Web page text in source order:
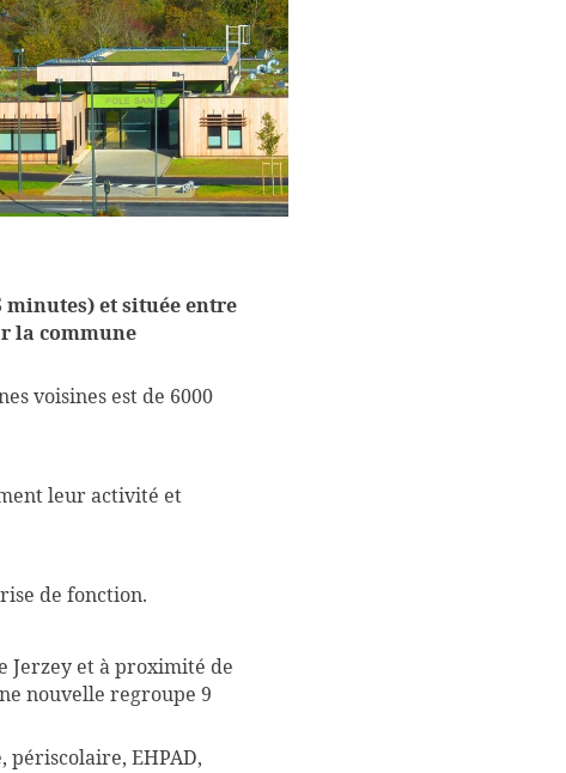
et située entre
la commune
voisines est de 6000
leur activité et
de fonction.
Jerzey et à proximité de
nouvelle regroupe 9
périscolaire, EHPAD,